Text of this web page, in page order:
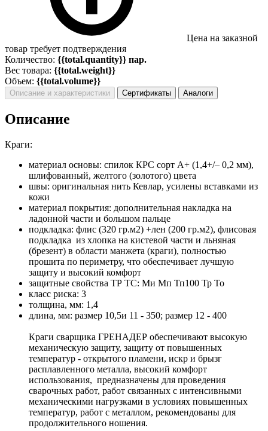
Цена на заказной
товар требует подтверждения
Количество: {{total.quantity}} пар.
Вес товара: {{total.weight}}
Объем: {{total.volume}}
Описание и характеристики Сертификаты Аналоги
Описание
Краги:
материал основы: спилок КРС сорт А+ (1,4+/– 0,2 мм),
шлифованный, желтого (золотого) цвета
швы: оригинальная нить Кевлар, усилены вставками из
кожи
материал покрытия: дополнительная накладка на
ладонной части и большом пальце
подкладка: флис (320 гр.м2) +лен (200 гр.м2), флисовая
подкладка из хлопка на кистевой части и льняная
(брезент) в области манжета (краги), полностью
прошита по периметру, что обеспечивает лучшую
защиту и высокий комфорт
защитные свойства ТР ТС: Ми Мп Тп100 Тр То
класс риска: 3
толщина, мм: 1,4
длина, мм: размер 10,5и 11 - 350; размер 12 - 400
Краги сварщика ГРЕНАДЕР обеспечивают высокую
механическую защиту, защиту от повышенных
температур - открытого пламени, искр и брызг
расплавленного металла, высокий комфорт
использования, предназначены для проведения
сварочных работ, работ связанных с интенсивными
механическими нагрузками в условиях повышенных
температур, работ с металлом, рекомендованы для
продолжительного ношения.